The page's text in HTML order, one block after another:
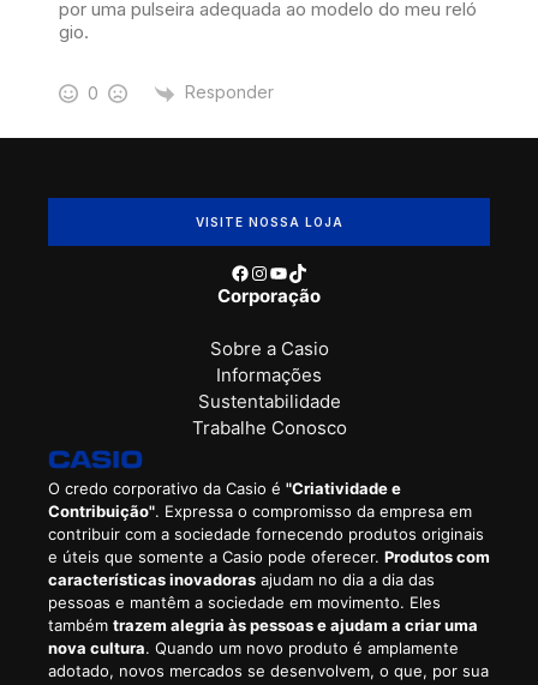
por uma pulseira adequada ao modelo do meu reló
gio.
0 Responder
O credo corporativo da Casio é "Criatividade e
Contribuição". Expressa o compromisso da empresa em
contribuir com a sociedade fornecendo produtos originais
e úteis que somente a Casio pode oferecer. Produtos com
características inovadoras ajudam no dia a dia das
pessoas e mantêm a sociedade em movimento. Eles
também trazem alegria às pessoas e ajudam a criar uma
nova cultura. Quando um novo produto é amplamente
adotado, novos mercados se desenvolvem, o que, por sua
Corporação
Sobre a Casio
Informações
Sustentabilidade
Trabalhe Conosco
VISITE NOSSA LOJA
Facebook
Instagram
Youtube
TikTok